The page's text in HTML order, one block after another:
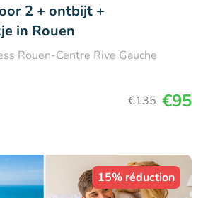
2 + ontbijt +
in Rouen
Rouen-Centre Rive Gauche
€135 €95
15% réduction